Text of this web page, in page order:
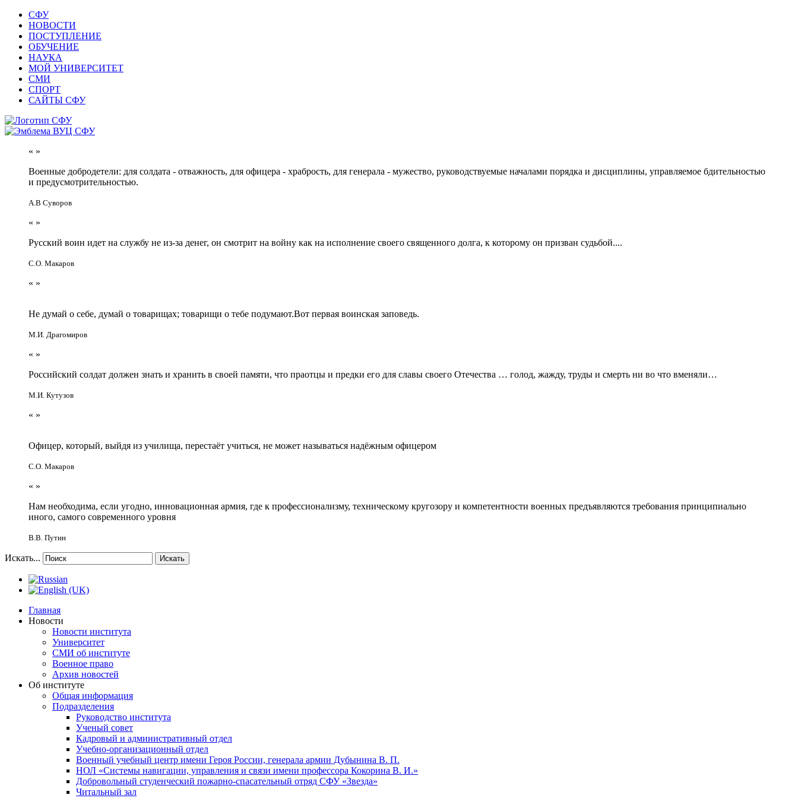
СФУ
НОВОСТИ
ПОСТУПЛЕНИЕ
ОБУЧЕНИЕ
НАУКА
МОЙ УНИВЕРСИТЕТ
СМИ
СПОРТ
САЙТЫ СФУ
« »
Военные добродетели: для солдата - отважность, для офицера - храбрость, для генерала - мужество, руководствуемые началами порядка и дисциплины, управляемое бдительностью
и предусмотрительностью.
А.В Суворов
« »
Русский воин идет на службу не из-за денег, он смотрит на войну как на исполнение своего священного долга, к которому он призван судьбой....
С.О. Макаров
« »
Не думай о себе, думай о товарищах; товарищи о тебе подумают.Вот первая воинская заповедь.
М.И. Драгомиров
« »
Российский солдат должен знать и хранить в своей памяти, что праотцы и предки его для славы своего Отечества … голод, жажду, труды и смерть ни во что вменяли…
М.И. Кутузов
« »
Офицер, который, выйдя из училища, перестаёт учиться, не может называться надёжным офицером
С.О. Макаров
« »
Нам необходима, если угодно, инновационная армия, где к профессионализму, техническому кругозору и компетентности военных предъявляются требования принципиально
иного, самого современного уровня
В.В. Путин
Искать... Искать
Главная
Новости
Новости института
Университет
СМИ об институте
Военное право
Архив новостей
Об институте
Общая информация
Подразделения
Руководство института
Ученый совет
Кадровый и административный отдел
Учебно-организационный отдел
Военный учебный центр имени Героя России, генерала армии Дубынина В. П.
НОЛ «Системы навигации, управления и связи имени профессора Кокорина В. И.»
Добровольный студенческий пожарно-спасательный отряд СФУ «Звезда»
Читальный зал